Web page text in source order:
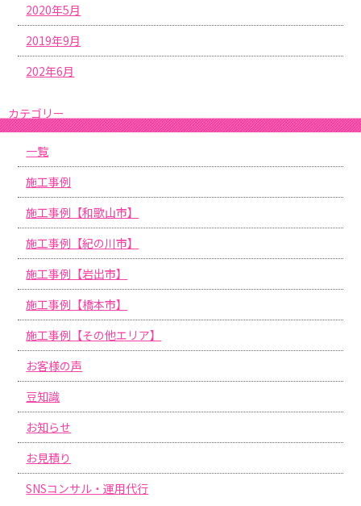
2020年5月
2019年9月
202年6月
カテゴリー
一覧
施工事例
施工事例【和歌山市】
施工事例【紀の川市】
施工事例【岩出市】
施工事例【橋本市】
施工事例【その他エリア】
お客様の声
豆知識
お知らせ
お見積り
SNSコンサル・運用代行